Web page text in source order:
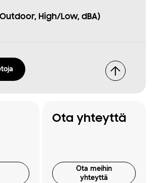
High/Low, dBA)
Ota yhteyttä
Ota meihin
yhteyttä